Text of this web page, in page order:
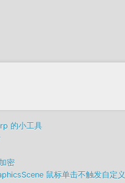
的小工具
密
鼠标单击不触发自定义